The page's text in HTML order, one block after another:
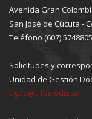
Avenida Gran
San José de Cúcuta -
Teléfono (607) 5748805
Solicitudes y
Unidad de Gestión
ugad@ufps.edu.co